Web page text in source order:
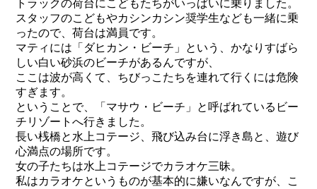
トラックの荷台にこどもたちがいっぱいに乗りました。
スタッフのこどもやカシンカシン奨学生なども一緒に乗
ったので、荷台は満員です。
マティには「ダヒカン・ビーチ」という、かなりすばら
しい白い砂浜のビーチがあるんですが、
ここは波が高くて、ちびっこたちを連れて行くには危険
すぎます。
ということで、「マサウ・ビーチ」と呼ばれているビー
チリゾートへ行きました。
長い桟橋と水上コテージ、飛び込み台に浮き島と、遊び
心満点の場所です。
女の子たちは水上コテージでカラオケ三昧。
私はカラオケというものが基本的に嫌いなんですが、こ